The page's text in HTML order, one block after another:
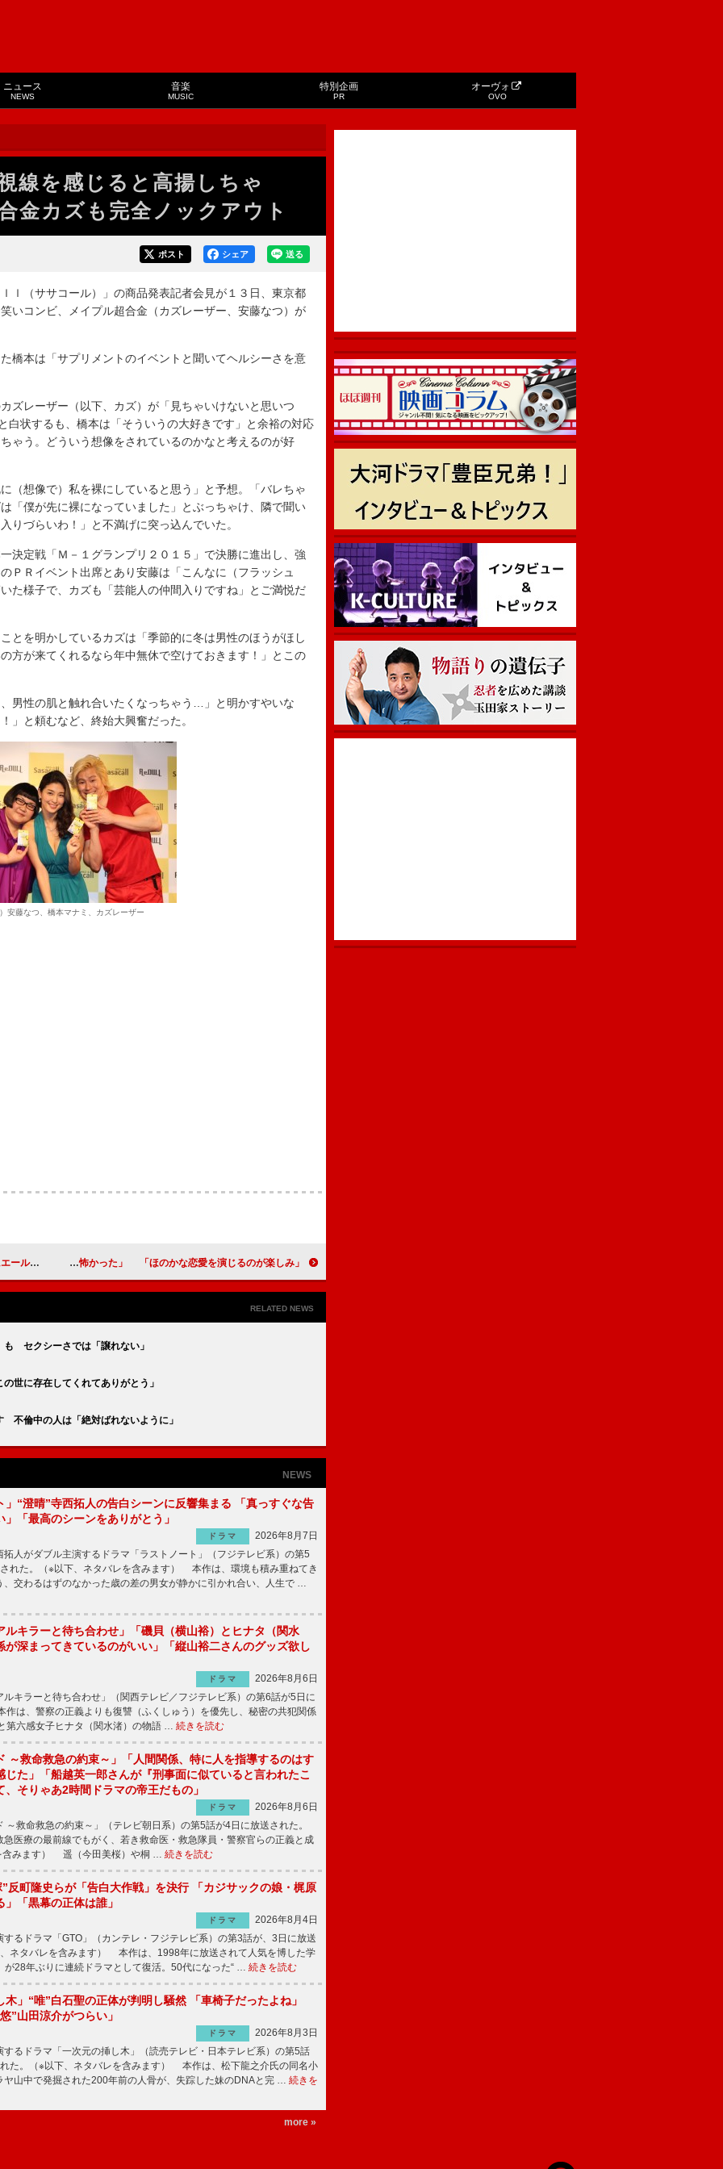
ニュース
NEWS
音楽
MUSIC
特別企画
PR
オーヴォ
OVO
線を感じると高揚しちゃ
カズも完全ノックアウト
送る
シェア
ポスト
（ササコール）」の商品発表記者会見が１３日、東京都
いコンビ、メイプル超合金（カズレーザー、安藤なつ）が
本は「サプリメントのイベントと聞いてヘルシーさを意
レーザー（以下、カズ）が「見ちゃいけないと思いつ
白状するも、橋本は「そういうの大好きです」と余裕の対応
ゃう。どういう想像をされているのかなと考えるのが好
想像で）私を裸にしていると思う」と予想。「バレちゃ
「僕が先に裸になっていました」とぶっちゃけ、隣で聞い
りづらいわ！」と不満げに突っ込んでいた。
定戦「Ｍ－１グランプリ２０１５」で決勝に進出し、強
ＰＲイベント出席とあり安藤は「こんなに（フラッシュ
た様子で、カズも「芸能人の仲間入りですね」とご満悦だ
を明かしているカズは「季節的に冬は男性のほうがほし
方が来てくれるなら年中無休で空けておきます！」とこの
男性の肌と触れ合いたくなっちゃう…」と明かすやいな
」と頼むなど、終始大興奮だった。
安藤なつ、橋本マナミ、カズレーザー
ば大丈夫」 稲森いずみ、古田新太に「最初は怖かった」 「ほのかな恋愛を演じるのが楽しみ」
RELATED NEWS
も セクシーさでは「譲れない」
世に存在してくれてありがとう」
不倫中の人は「絶対ばれないように」
NEWS
」“澄晴”寺西拓人の告白シーンに反響集まる 「真っすぐな告
」「最高のシーンをありがとう」
ドラマ
2026年8月7日
人がダブル主演するドラマ「ラストノート」（フジテレビ系）の第5
れた。（※以下、ネタバレを含みます） 本作は、環境も積み重ねてき
、交わるはずのなかった歳の差の男女が静かに引かれ合い、人生で …
ルキラーと待ち合わせ」「磯貝（横山裕）とヒナタ（関水
が深まってきているのがいい」「縦山裕二さんのグッズ欲し
ドラマ
2026年8月6日
キラーと待ち合わせ」（関西テレビ／フジテレビ系）の第6話が5日に
は、警察の正義よりも復讐（ふくしゅう）を優先し、秘密の共犯関係
第六感女子ヒナタ（関水渚）の物語 … 続きを読む
～救命救急の約束～」「人間関係、特に人を指導するのはす
じた」「船越英一郎さんが『刑事面に似ていると言われたこ
、そりゃあ2時間ドラマの帝王だもの」
ドラマ
2026年8月6日
救命救急の約束～」（テレビ朝日系）の第5話が4日に放送された。
医療の最前線でもがく、若き救命医・救急隊員・警察官らの正義と成
含みます） 遥（今田美桜）や桐 … 続きを読む
反町隆史らが「告白大作戦」を決行 「カジサックの娘・梶原
「黒幕の正体は誰」
ドラマ
2026年8月4日
るドラマ「GTO」（カンテレ・フジテレビ系）の第3話が、3日に放送
ネタバレを含みます） 本作は、1998年に放送されて人気を博した学
が28年ぶりに連続ドラマとして復活。50代になった“ … 続きを読む
木」“唯”白石聖の正体が判明し騒然 「車椅子だったよね」
”山田涼介がつらい」
ドラマ
2026年8月3日
るドラマ「一次元の挿し木」（読売テレビ・日本テレビ系）の第5話
た。（※以下、ネタバレを含みます） 本作は、松下龍之介氏の同名小
ヤ山中で発掘された200年前の人骨が、失踪した妹のDNAと完 … 続きを
more »